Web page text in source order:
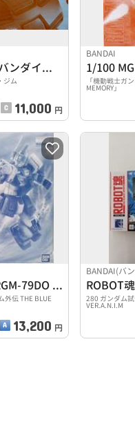
プレミアムバンダイ限定
ジム
11,000 円
BANDAI
「機動戦士ガ
MEMORY」
1/100 MG RGM-79DO ジム・ドミナンス
外伝 THE BLUE
13,200 円
BANDAI(バ
280 ガンダム
VER.A.N.I.M